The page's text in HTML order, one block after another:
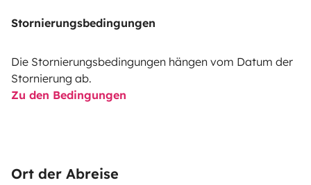
Stornierungsbedingungen
Die Stornierungsbedingungen hängen vom Datum der
Stornierung ab.
Zu den Bedingungen
Ort der Abreise